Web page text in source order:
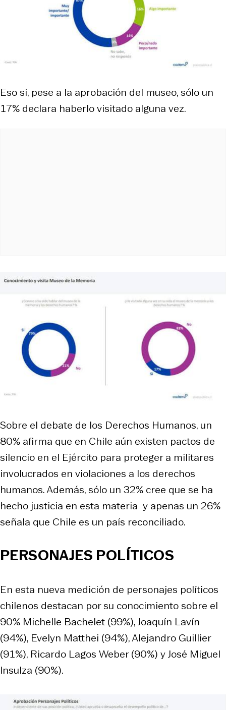
Eso sí, pese a la aprobación del museo, sólo un
17% declara haberlo visitado alguna vez.
Sobre el debate de los Derechos Humanos, un
80% afirma que en Chile aún existen pactos de
silencio en el Ejército para proteger a militares
involucrados en violaciones a los derechos
humanos. Además, sólo un 32% cree que se ha
hecho justicia en esta materia y apenas un 26%
señala que Chile es un país reconciliado.
PERSONAJES POLÍTICOS
En esta nueva medición de personajes políticos
chilenos destacan por su conocimiento sobre el
90% Michelle Bachelet (99%), Joaquín Lavín
(94%), Evelyn Matthei (94%), Alejandro Guillier
(91%), Ricardo Lagos Weber (90%) y José Miguel
Insulza (90%).